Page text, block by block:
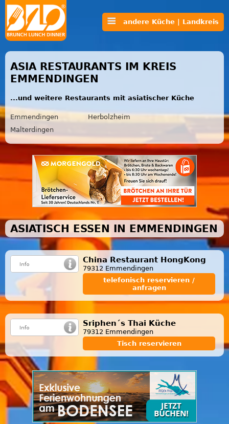
andere Küche | Landkreis
ASIA RESTAURANTS IM KREIS
EMMENDINGEN
...und weitere Restaurants mit asiatischer Küche
Emmendingen
Herbolzheim
Malterdingen
ASIATISCH ESSEN IN EMMENDINGEN
China Restaurant HongKong
79312 Emmendingen
telefonisch reservieren /
anfragen
Sriphen´s Thai Küche
79312 Emmendingen
Tisch reservieren